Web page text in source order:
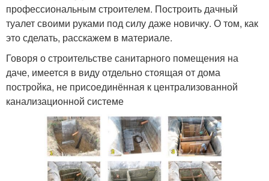
профессиональным строителем. Построить дачный
туалет своими руками под силу даже новичку. О том, как
это сделать, расскажем в материале.
Говоря о строительстве санитарного помещения на
даче, имеется в виду отдельно стоящая от дома
постройка, не присоединённая к централизованной
канализационной системе